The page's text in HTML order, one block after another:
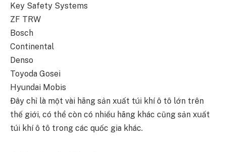
Key Safety Systems
ZF TRW
Bosch
Continental
Denso
Toyoda Gosei
Hyundai Mobis
Đây chỉ là một vài hãng sản xuất túi khí ô tô lớn trên
thế giới, có thể còn có nhiều hãng khác cũng sản xuất
túi khí ô tô trong các quốc gia khác.